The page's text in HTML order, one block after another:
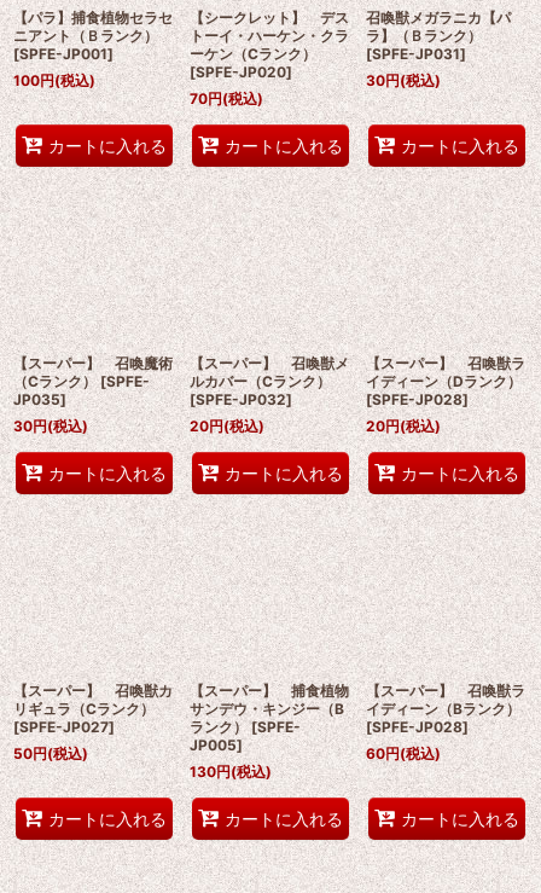
【パラ】捕食植物セラセ
ニアント（Ｂランク）
[SPFE-JP001]
100円(税込)
カートに入れる
【シークレット】 デス
トーイ・ハーケン・クラ
ーケン（Cランク）
[SPFE-JP020]
70円(税込)
カートに入れる
召喚獣メガラニカ【パ
ラ】（Ｂランク）
[SPFE-JP031]
30円(税込)
カートに入れる
【スーパー】 召喚魔術
（Cランク） [SPFE-
JP035]
30円(税込)
カートに入れる
【スーパー】 召喚獣メ
ルカバー（Cランク）
[SPFE-JP032]
20円(税込)
カートに入れる
【スーパー】 召喚獣ラ
イディーン（Dランク）
[SPFE-JP028]
20円(税込)
カートに入れる
【スーパー】 召喚獣カ
リギュラ（Cランク）
[SPFE-JP027]
50円(税込)
カートに入れる
【スーパー】 捕食植物
サンデウ・キンジー（B
ランク） [SPFE-
JP005]
130円(税込)
カートに入れる
【スーパー】 召喚獣ラ
イディーン（Bランク）
[SPFE-JP028]
60円(税込)
カートに入れる